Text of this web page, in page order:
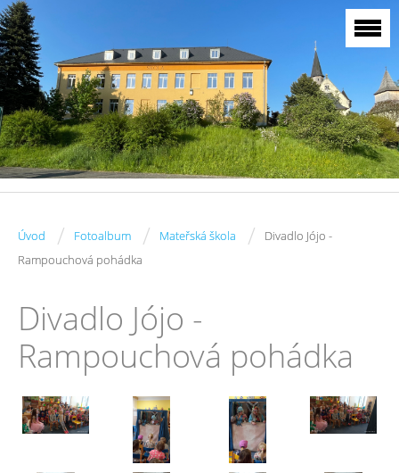
Úvod / Fotoalbum / Mateřská škola /
Divadlo Jójo -
Rampouchová pohádka
Divadlo Jójo -
Rampouchová pohádka